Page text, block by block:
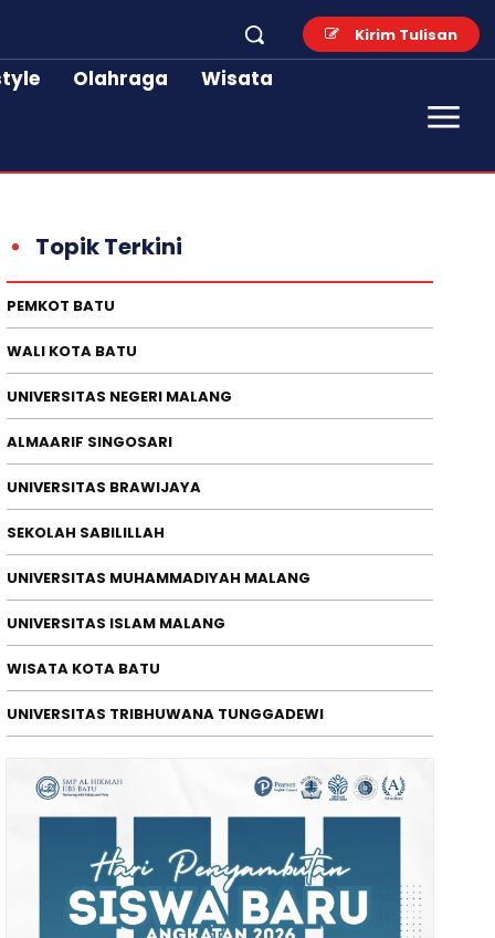
Kirim Tulisan
Olahraga Wisata
Riset Global, ITSK RS.
Internasional ICOHES
08/2026
Topik Terkini
PEMKOT BATU
WALI KOTA BATU
UNIVERSITAS NEGERI MALANG
ALMAARIF SINGOSARI
UNIVERSITAS BRAWIJAYA
SEKOLAH SABILILLAH
UNIVERSITAS MUHAMMADIYAH MALANG
UNIVERSITAS ISLAM MALANG
WISATA KOTA BATU
UNIVERSITAS TRIBHUWANA TUNGGADEWI